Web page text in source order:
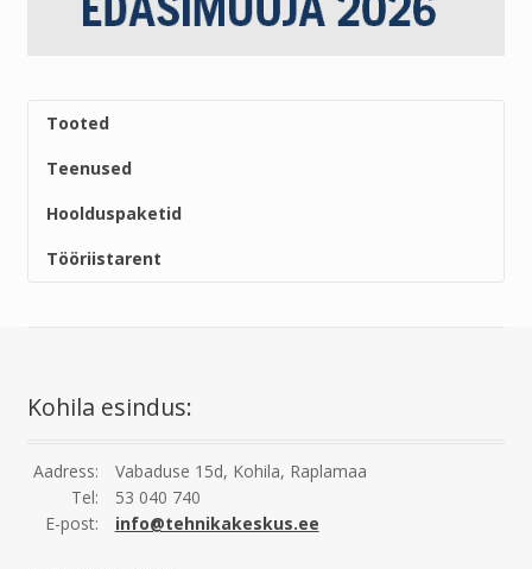
Tooted
Teenused
Hoolduspaketid
Tööriistarent
Kohila esindus:
Aadress:
Vabaduse 15d, Kohila, Raplamaa
Tel:
53 040 740
E-post:
info@tehnikakeskus.ee